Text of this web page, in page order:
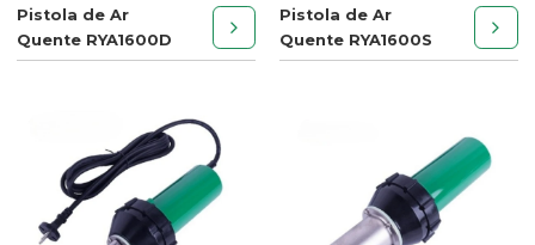
Pistola de Ar
Quente RYA1600D
Pistola de Ar
Quente RYA1600S